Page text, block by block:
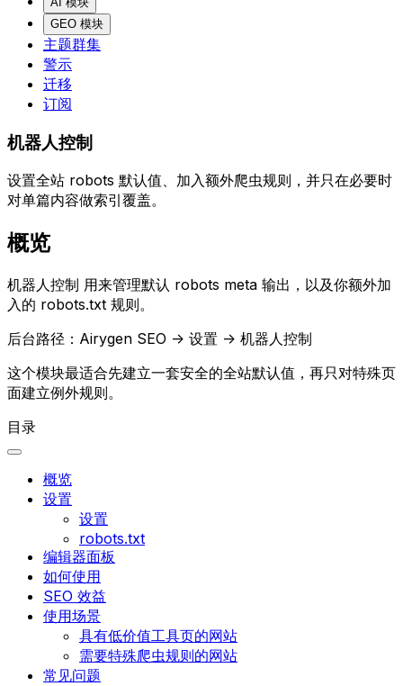
GEO 模块
主题群集
警示
迁移
订阅
机器人控制
设置全站 robots 默认值、加入额外爬虫规则，并只在必要时
对单篇内容做索引覆盖。
概览
机器人控制 用来管理默认 robots meta 输出，以及你额外加
入的 robots.txt 规则。
后台路径： Airygen SEO -> 设置 -> 机器人控制
这个模块最适合先建立一套安全的全站默认值，再只对特殊页
面建立例外规则。
目录
概览
设置
设置
robots.txt
编辑器面板
如何使用
SEO 效益
使用场景
具有低价值工具页的网站
需要特殊爬虫规则的网站
常见问题